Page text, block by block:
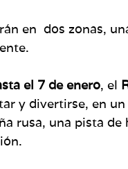
en dos zonas,
el 7 de enero, el
y divertirse, en
rusa, una pista